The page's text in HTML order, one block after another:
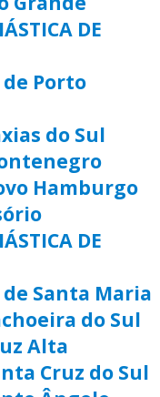
DE
Porto
do Sul
Hamburgo
DE
Santa Maria
do Sul
Alta
Cruz do Sul